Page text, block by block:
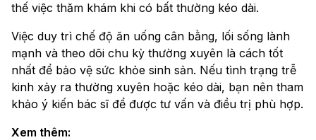
thế việc thăm khám khi có bất thường kéo dài.
Việc duy trì chế độ ăn uống cân bằng, lối sống lành
mạnh và theo dõi chu kỳ thường xuyên là cách tốt
nhất để bảo vệ sức khỏe sinh sản. Nếu tình trạng trễ
kinh xảy ra thường xuyên hoặc kéo dài, bạn nên tham
khảo ý kiến bác sĩ để được tư vấn và điều trị phù hợp.
Xem thêm: